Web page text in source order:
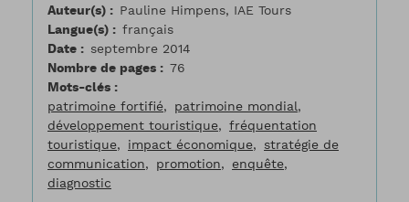
Auteur(s)
Pauline Himpens, IAE Tours
Langue(s)
français
Date
septembre 2014
Nombre de pages
76
Mots-clés
patrimoine fortifié
patrimoine mondial
développement touristique
fréquentation
touristique
impact économique
stratégie de
communication
promotion
enquête
diagnostic